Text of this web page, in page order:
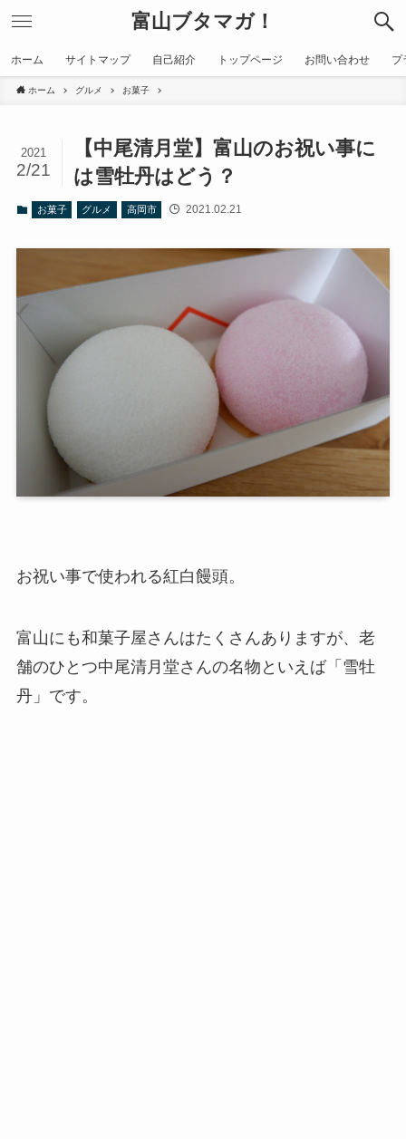
富山ブタマガ！
ホーム サイトマップ 自己紹介 トップページ お問い合わせ プ
ホーム グルメ お菓子
【中尾清月堂】富山のお祝い事に
は雪牡丹はどう？
2021
2/21
お菓子 グルメ 高岡市 2021.02.21
お祝い事で使われる紅白饅頭。
富山にも和菓子屋さんはたくさんありますが、老
舗のひとつ中尾清月堂さんの名物といえば「雪牡
丹」です。